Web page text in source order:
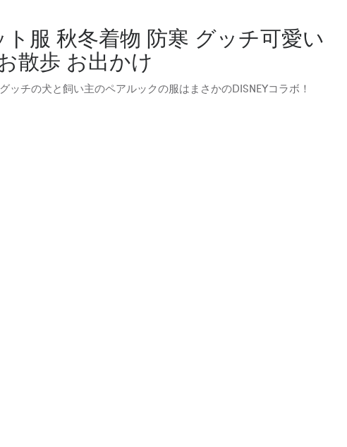
服 秋冬着物 防寒 グッチ可愛い
散歩 お出かけ
チの犬と飼い主のペアルックの服はまさかのDISNEYコラボ！